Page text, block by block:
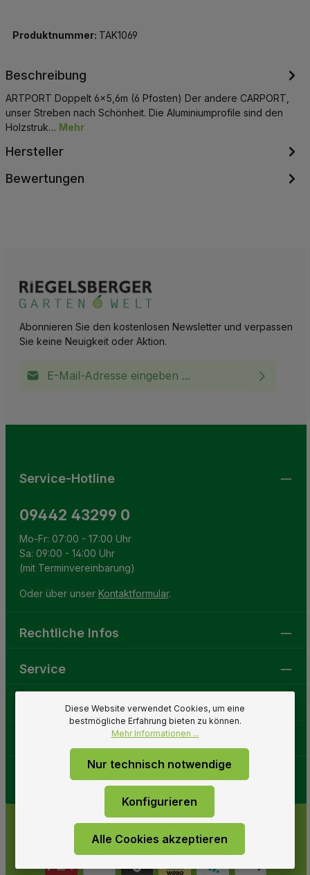
Produktnummer: TAK1069
Beschreibung
ARTPORT Doppelt 6x5,6m (6 Pfosten) Der andere CARPORT,
unser Streben nach Schönheit. Die Aluminiumprofile sind den
Holzstruk… Mehr
Hersteller
Bewertungen
Abonnieren Sie den kostenlosen Newsletter und verpassen
Sie keine Neuigkeit oder Aktion.
Service-Hotline
09442 43299 0
Mo-Fr: 07:00 - 17:00 Uhr
Sa: 09:00 - 14:00 Uhr
(mit Terminvereinbarung)
Oder über unser Kontaktformular.
Rechtliche Infos
Service
GartenweltDiese Website verwendet Cookies, um eine
bestmögliche Erfahrung bieten zu können.
Mehr Informationen ...
Nur technisch notwendige
Konfigurieren
Alle Cookies akzeptieren